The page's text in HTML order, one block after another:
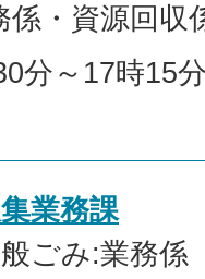
係・資源回収
分～17時15
業務課
ごみ:業務係